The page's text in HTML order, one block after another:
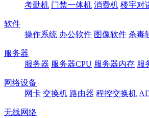
考勤机 门禁一体机 消费机 楼宇对
软件
操作系统 办公软件 图像软件 杀毒
服务器
服务器 服务器CPU 服务器内存 服
网络设备
网卡 交换机 路由器 程控交换机
无线网络